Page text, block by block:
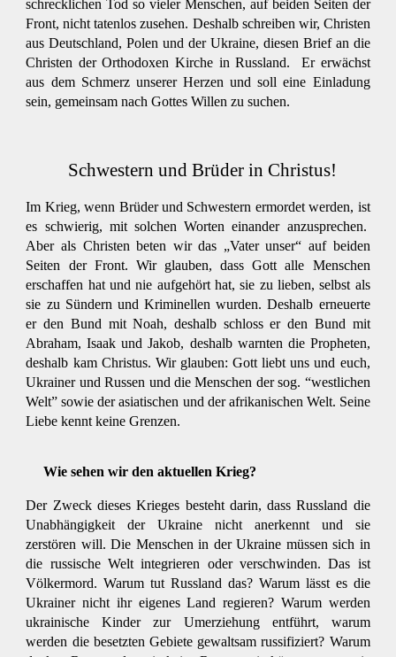
schrecklichen Tod so vieler Menschen, auf beiden Seiten der
Front, nicht tatenlos zusehen. Deshalb schreiben wir, Christen
aus Deutschland, Polen und der Ukraine, diesen Brief an die
Christen der Orthodoxen Kirche in Russland. Er erwächst
aus dem Schmerz unserer Herzen und soll eine Einladung
sein, gemeinsam nach Gottes Willen zu suchen.
Schwestern und Brüder in Christus!
Im Krieg, wenn Brüder und Schwestern ermordet werden, ist
es schwierig, mit solchen Worten einander anzusprechen.
Aber als Christen beten wir das „Vater unser“ auf beiden
Seiten der Front. Wir glauben, dass Gott alle Menschen
erschaffen hat und nie aufgehört hat, sie zu lieben, selbst als
sie zu Sündern und Kriminellen wurden. Deshalb erneuerte
er den Bund mit Noah, deshalb schloss er den Bund mit
Abraham, Isaak und Jakob, deshalb warnten die Propheten,
deshalb kam Christus. Wir glauben: Gott liebt uns und euch,
Ukrainer und Russen und die Menschen der sog. “westlichen
Welt” sowie der asiatischen und der afrikanischen Welt. Seine
Liebe kennt keine Grenzen.
Wie sehen wir den aktuellen Krieg?
Der Zweck dieses Krieges besteht darin, dass Russland die
Unabhängigkeit der Ukraine nicht anerkennt und sie
zerstören will. Die Menschen in der Ukraine müssen sich in
die russische Welt integrieren oder verschwinden. Das ist
Völkermord. Warum tut Russland das? Warum lässt es die
Ukrainer nicht ihr eigenes Land regieren? Warum werden
ukrainische Kinder zur Umerziehung entführt, warum
werden die besetzten Gebiete gewaltsam russifiziert? Warum